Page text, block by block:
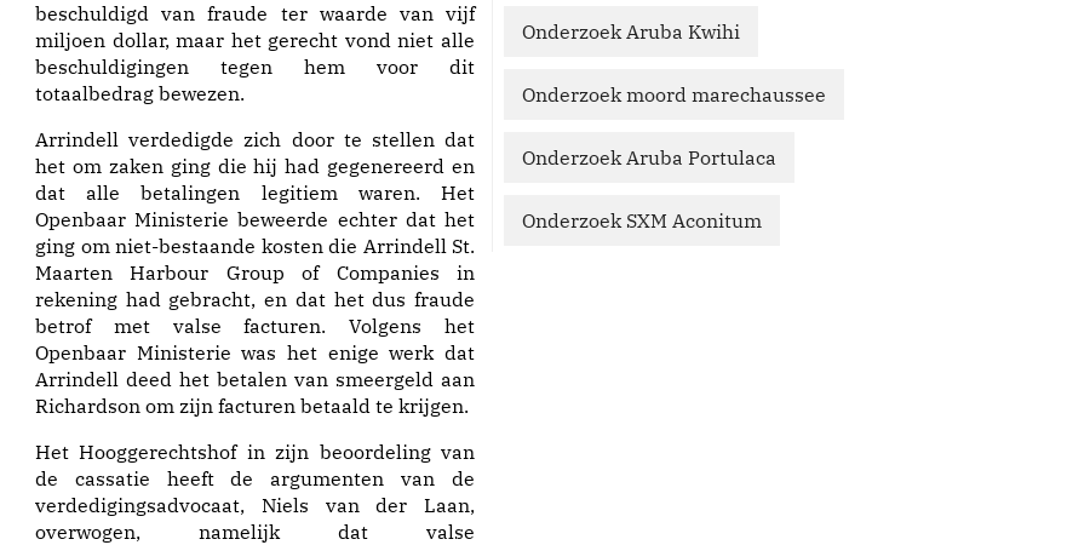
beschuldigd van fraude ter waarde van vijf
miljoen dollar, maar het gerecht vond niet alle
beschuldigingen tegen hem voor dit
totaalbedrag bewezen.
Arrindell verdedigde zich door te stellen dat
het om zaken ging die hij had gegenereerd en
dat alle betalingen legitiem waren. Het
Openbaar Ministerie beweerde echter dat het
ging om niet-bestaande kosten die Arrindell St.
Maarten Harbour Group of Companies in
rekening had gebracht, en dat het dus fraude
betrof met valse facturen. Volgens het
Openbaar Ministerie was het enige werk dat
Arrindell deed het betalen van smeergeld aan
Richardson om zijn facturen betaald te krijgen.
Het Hooggerechtshof in zijn beoordeling van
de cassatie heeft de argumenten van de
verdedigingsadvocaat, Niels van der Laan,
overwogen, namelijk dat valse
Onderzoek Aruba Kwihi
Onderzoek moord marechaussee
Onderzoek Aruba Portulaca
Onderzoek SXM Aconitum